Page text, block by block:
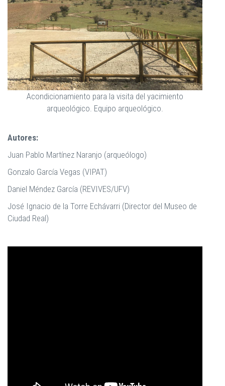
Acondicionamiento para la visita del yacimiento
arqueológico. Equipo arqueológico.
Autores:
Juan Pablo Martínez Naranjo (arqueólogo)
Gonzalo García Vegas (VIPAT)
Daniel Méndez García (REVIVES/UFV)
José Ignacio de la Torre Echávarri (Director del Museo de
Ciudad Real)